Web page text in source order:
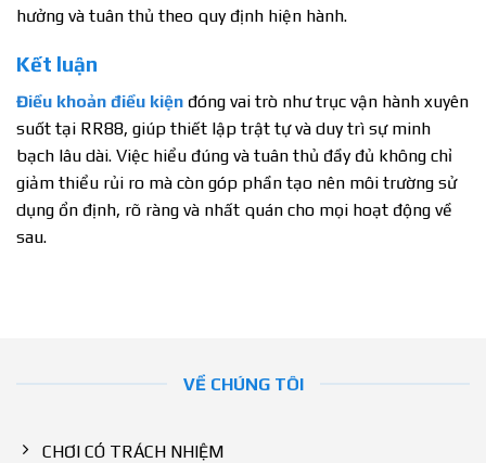
hưởng và tuân thủ theo quy định hiện hành.
Kết luận
Điều khoản điều kiện đóng vai trò như trục vận hành xuyên
suốt tại RR88, giúp thiết lập trật tự và duy trì sự minh
bạch lâu dài. Việc hiểu đúng và tuân thủ đầy đủ không chỉ
giảm thiểu rủi ro mà còn góp phần tạo nên môi trường sử
dụng ổn định, rõ ràng và nhất quán cho mọi hoạt động về
sau.
VỀ CHÚNG TÔI
CHƠI CÓ TRÁCH NHIỆM